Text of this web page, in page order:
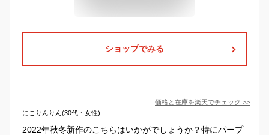
ショップでみる
価格と在庫を楽天でチェック >>
にこりんりん(30代・女性)
2022年秋冬新作のこちらはいかがでしょうか？特にパープ